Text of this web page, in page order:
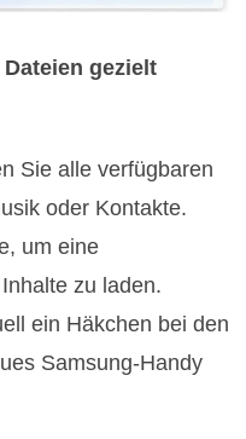
gezielt
Sie alle verfügbaren
oder Kontakte.
um eine
zu laden.
ein Häkchen bei den
Samsung-Handy